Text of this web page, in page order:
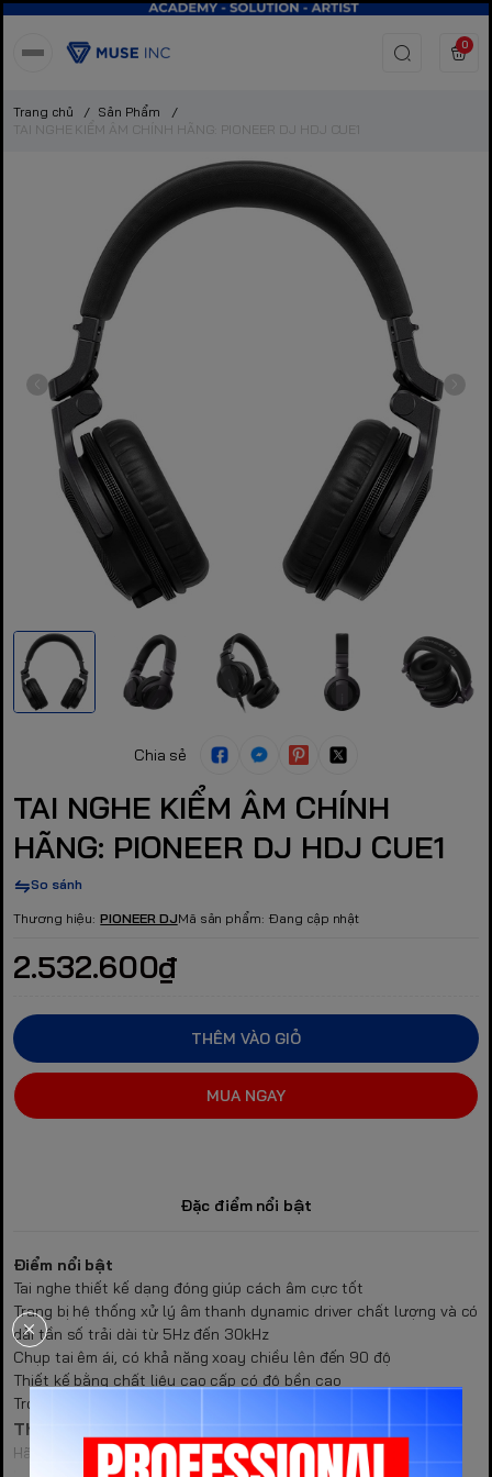
0
Trang chủ / Sản Phẩm
/
TAI NGHE KIỂM ÂM CHÍNH HÃNG: PIONEER DJ HDJ CUE1
Chia sẻ
TAI NGHE KIỂM ÂM CHÍNH
HÃNG: PIONEER DJ HDJ CUE1
So sánh
Thương hiệu: PIONEER DJMã sản phẩm: Đang cập nhật
2.532.600₫
THÊM VÀO GIỎ
MUA NGAY
Đặc điểm nổi bật
Điểm nổi bật
Tai nghe thiết kế dạng đóng giúp cách âm cực tốt
Trang bị hệ thống xử lý âm thanh dynamic driver chất lượng và có
dải tần số trải dài từ 5Hz đến 30kHz
Chụp tai êm ái, có khả năng xoay chiều lên đến 90 độ
Thiết kế bằng chất liệu cao cấp có độ bền cao
Trọng lượng nhỏ gọn, tiện lợi khi di chuyển
Thông số kỹ thuật:
Hãng sản xuất: Pioneer (Nhật Bản)